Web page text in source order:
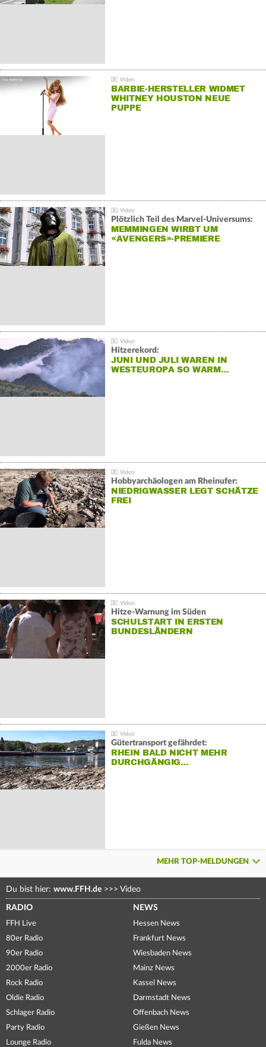
BARBIE-HERSTELLER WIDMET
WHITNEY HOUSTON NEUE
PUPPE
Plötzlich Teil des Marvel-Universums:
MEMMINGEN WIRBT UM
«AVENGERS»-PREMIERE
Hitzerekord:
JUNI UND JULI WAREN IN
WESTEUROPA SO WARM…
Hobbyarchäologen am Rheinufer:
NIEDRIGWASSER LEGT SCHÄTZE
FREI
Hitze-Warnung im Süden
SCHULSTART IN ERSTEN
BUNDESLÄNDERN
Gütertransport gefährdet:
RHEIN BALD NICHT MEHR
DURCHGÄNGIG…
MEHR TOP-MELDUNGEN
Du bist hier: www.FFH.de >>> Video
RADIO
FFH Live
80er Radio
90er Radio
2000er Radio
Rock Radio
Oldie Radio
Schlager Radio
Party Radio
Lounge Radio
NEWS
Hessen News
Frankfurt News
Wiesbaden News
Mainz News
Kassel News
Darmstadt News
Offenbach News
Gießen News
Fulda News